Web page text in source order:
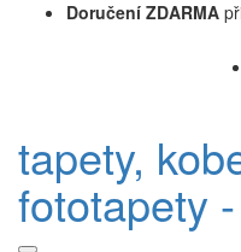
Doručení ZDARMA
tapety,
fototapety